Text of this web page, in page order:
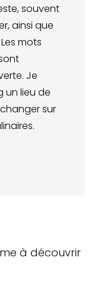
souvent
ainsi que
mots
Je
un lieu de
sur
à découvrir